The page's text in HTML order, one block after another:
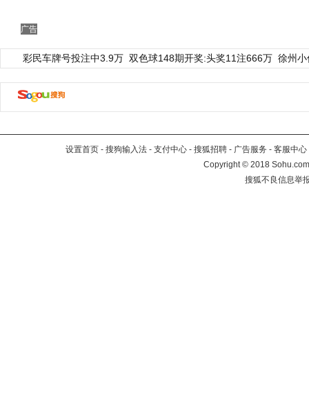
广告
彩民车牌号投注中3.9万 双色球148期开奖:头奖11注666万 徐州
设置首页 - 搜狗输入法 - 支付中心 - 搜狐招聘 - 广告服务 - 客服中心
Copyright©2018
搜狐不良信息举